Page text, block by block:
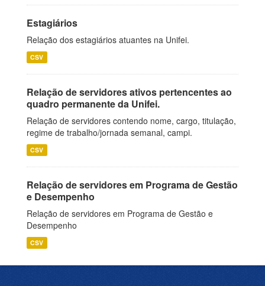
Estagiários
Relação dos estagiários atuantes na Unifei.
CSV
Relação de servidores ativos pertencentes ao
quadro permanente da Unifei.
Relação de servidores contendo nome, cargo, titulação,
regime de trabalho/jornada semanal, campi.
CSV
Relação de servidores em Programa de Gestão
e Desempenho
Relação de servidores em Programa de Gestão e
Desempenho
CSV